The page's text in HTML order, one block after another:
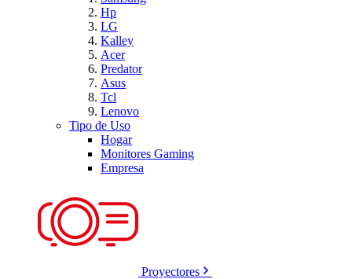
Hp
LG
Kalley
Acer
Predator
Asus
Tcl
Lenovo
Tipo de Uso
Hogar
Monitores Gaming
Empresa
Proyectores